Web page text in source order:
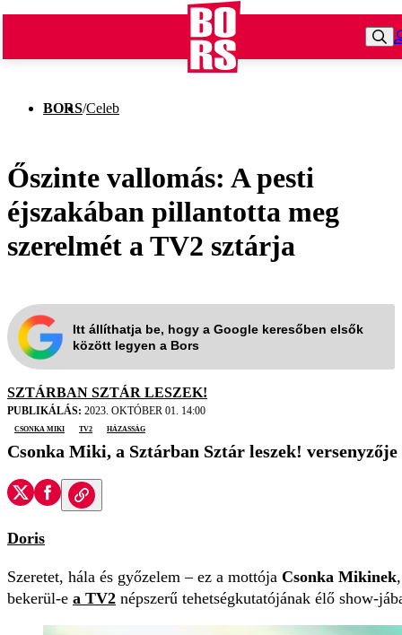
BORS/Celeb
Őszinte vallomás: A pesti
éjszakában pillantotta meg
szerelmét a TV2 sztárja
Itt állíthatja be, hogy a Google keresőben elsők
között legyen a Bors
SZTÁRBAN SZTÁR LESZEK!
PUBLIKÁLÁS: 2023. OKTÓBER 01. 14:00
Csonka Miki
TV2 házasság
Csonka Miki, a Sztárban Sztár leszek!
Doris
Szeretet, hála és győzelem – ez a mottója Csonka Mikinek
bekerül-e a TV2 népszerű tehetségkutatójának élő show-